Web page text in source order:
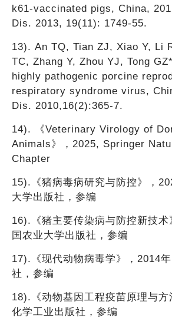
k61-vaccinated pigs, China,
Dis. 2013, 19(11): 1749-55.
13). An TQ, Tian ZJ, Xiao Y, Li
TC, Zhang Y, Zhou YJ, Tong
highly pathogenic porcine
respiratory syndrome virus,
Dis. 2010,16(2):365-7.
14). 《Veterinary Virology of
Animals》，2025, Springer
Chapter
15).《猪病毒病研究与防控》，
大学出版社，参编
16).《猪主要传染病与防控新技术
国农业大学出版社，参编
17).《现代动物病毒学》，2014年
社，参编
18).《动物基因工程疫苗原理与方
化学工业出版社，参编